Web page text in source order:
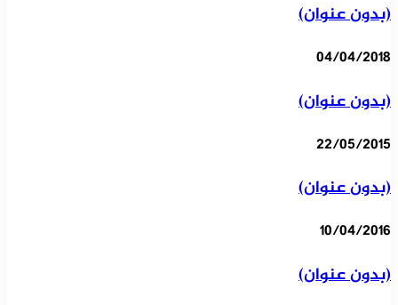
(بدون عنوان)
04/04/2018
(بدون عنوان)
22/05/2015
(بدون عنوان)
10/04/2016
(بدون عنوان)